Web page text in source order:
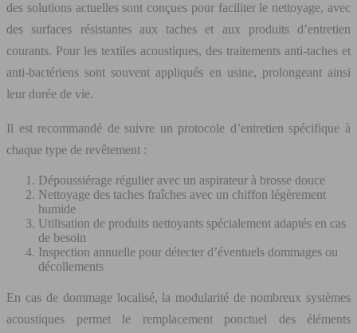
des solutions actuelles sont conçues pour faciliter le nettoyage, avec
des surfaces résistantes aux taches et aux produits d’entretien
courants. Pour les textiles acoustiques, des traitements anti-taches et
anti-bactériens sont souvent appliqués en usine, prolongeant ainsi
leur durée de vie.
Il est recommandé de suivre un protocole d’entretien spécifique à
chaque type de revêtement :
Dépoussiérage régulier avec un aspirateur à brosse douce
Nettoyage des taches fraîches avec un chiffon légèrement
humide
Utilisation de produits nettoyants spécialement adaptés en cas
de besoin
Inspection annuelle pour détecter d’éventuels dommages ou
décollements
En cas de dommage localisé, la modularité de nombreux systèmes
acoustiques permet le remplacement ponctuel des éléments